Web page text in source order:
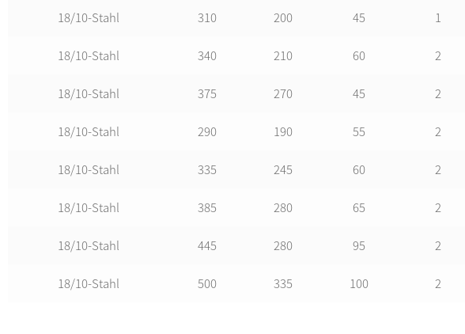
18/10-Stahl 310 200 45 1
18/10-Stahl 340 210 60 2
18/10-Stahl 375 270 45 2
18/10-Stahl 290 190 55 2
18/10-Stahl 335 245 60 2
18/10-Stahl 385 280 65 2
18/10-Stahl 445 280 95 2
18/10-Stahl 500 335 100 2